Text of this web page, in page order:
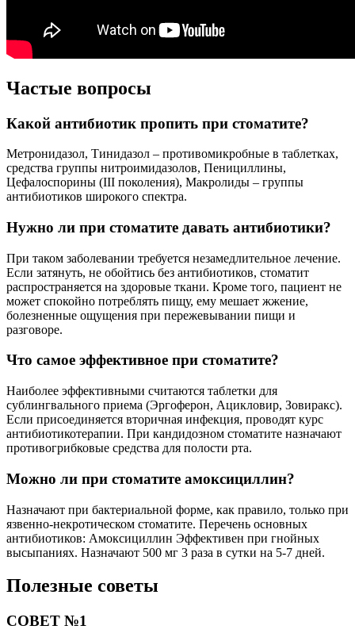
Частые вопросы
Какой антибиотик пропить при стоматите?
Метронидазол, Тинидазол – противомикробные в таблетках,
средства группы нитроимидазолов, Пенициллины,
Цефалоспорины (III поколения), Макролиды – группы
антибиотиков широкого спектра.
Нужно ли при стоматите давать антибиотики?
При таком заболевании требуется незамедлительное лечение.
Если затянуть, не обойтись без антибиотиков, стоматит
распространяется на здоровые ткани. Кроме того, пациент не
может спокойно потреблять пищу, ему мешает жжение,
болезненные ощущения при пережевывании пищи и
разговоре.
Что самое эффективное при стоматите?
Наиболее эффективными считаются таблетки для
сублингвального приема (Эргоферон, Ацикловир, Зовиракс).
Если присоединяется вторичная инфекция, проводят курс
антибиотикотерапии. При кандидозном стоматите назначают
противогрибковые средства для полости рта.
Можно ли при стоматите амоксициллин?
Назначают при бактериальной форме, как правило, только при
язвенно-некротическом стоматите. Перечень основных
антибиотиков: Амоксициллин Эффективен при гнойных
высыпаниях. Назначают 500 мг 3 раза в сутки на 5-7 дней.
Полезные советы
СОВЕТ №1